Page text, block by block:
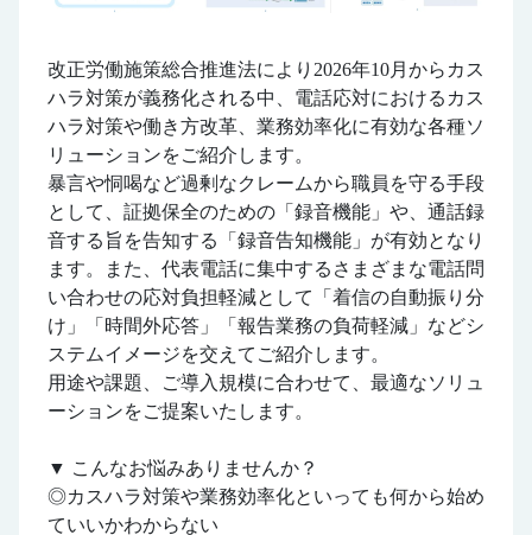
改正労働施策総合推進法により2026年10月からカス
ハラ対策が義務化される中、電話応対におけるカス
ハラ対策や働き方改革、業務効率化に有効な各種ソ
リューションをご紹介します。
暴言や恫喝など過剰なクレームから職員を守る手段
として、証拠保全のための「録音機能」や、通話録
音する旨を告知する「録音告知機能」が有効となり
ます。また、代表電話に集中するさまざまな電話問
い合わせの応対負担軽減として「着信の自動振り分
け」「時間外応答」「報告業務の負荷軽減」などシ
ステムイメージを交えてご紹介します。
用途や課題、ご導入規模に合わせて、最適なソリュ
ーションをご提案いたします。
▼ こんなお悩みありませんか？
◎カスハラ対策や業務効率化といっても何から始め
ていいかわからない